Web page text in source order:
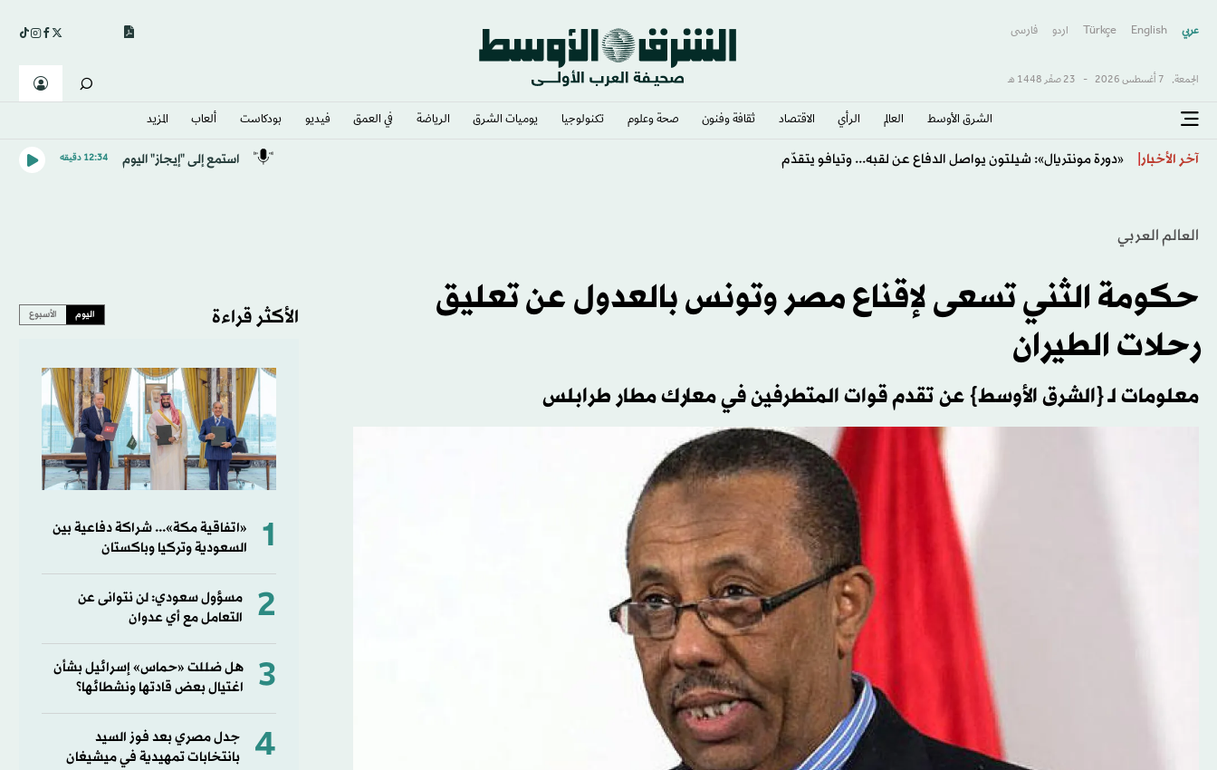
عربي English
Türkçe اردو فارسى
الجمعة, 7 أغسطس 2026 - 23 صفَر 1448 هـ
الشرق الأوسط​ العالم الرأي الاقتصاد ثقافة وفنون صحة وعلوم تكنولوجيا يوميات الشرق​ الرياضة في العمق فيديو بودكاست ألعاب المزيد
آخر الأخبار استمع إلى "إيجاز" اليوم 12:34 دقيقه
العالم العربي
حكومة الثني تسعى لإقناع مصر وتونس بالعدول عن تعليق
رحلات الطيران
معلومات لـ {الشرق الأوسط} عن تقدم قوات المتطرفين في معارك مطار طرابلس
الأكثر قراءة اليوم الأسبوع
1
«اتفاقية مكة»... شراكة دفاعية بين
السعودية وتركيا وباكستان
2
مسؤول سعودي: لن نتوانى عن
التعامل مع أي عدوان
3
هل ضللت «حماس» إسرائيل بشأن
اغتيال بعض قادتها ونشطائها؟
4
جدل مصري بعد فوز السيد
بانتخابات تمهيدية في ميشيغان